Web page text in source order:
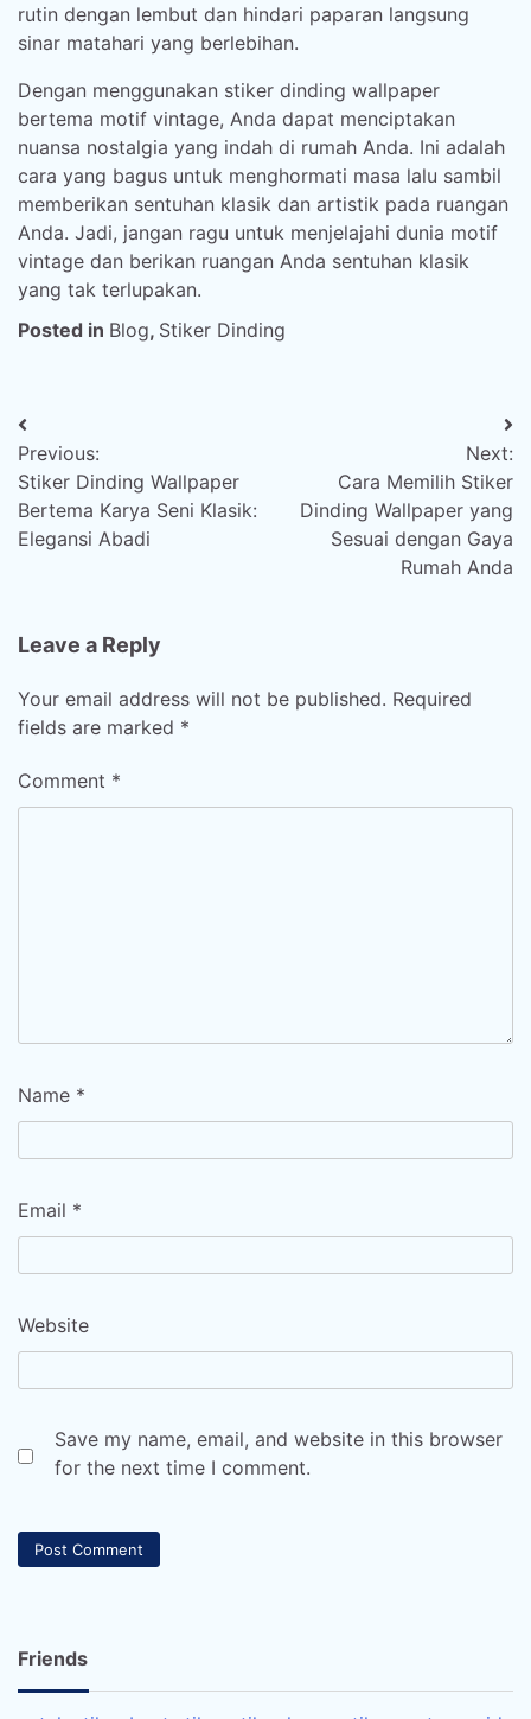
rutin dengan lembut dan hindari paparan langsung
sinar matahari yang berlebihan.
Dengan menggunakan stiker dinding wallpaper
bertema motif vintage, Anda dapat menciptakan
nuansa nostalgia yang indah di rumah Anda. Ini adalah
cara yang bagus untuk menghormati masa lalu sambil
memberikan sentuhan klasik dan artistik pada ruangan
Anda. Jadi, jangan ragu untuk menjelajahi dunia motif
vintage dan berikan ruangan Anda sentuhan klasik
yang tak terlupakan.
Posted in Blog, Stiker Dinding
Post
navigation
Previous:
Stiker Dinding Wallpaper
Bertema Karya Seni Klasik:
Elegansi Abadi
Next:
Cara Memilih Stiker
Dinding Wallpaper yang
Sesuai dengan Gaya
Rumah Anda
Leave a Reply
Your email address will not be published. Required
fields are marked *
Comment *
Name *
Email *
Website
Save my name, email, and website in this browser
for the next time I comment.
Friends